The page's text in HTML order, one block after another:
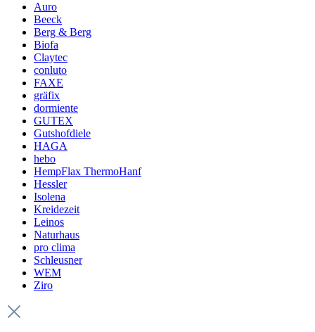
Auro
Beeck
Berg & Berg
Biofa
Claytec
conluto
FAXE
gräfix
dormiente
GUTEX
Gutshofdiele
HAGA
hebo
HempFlax ThermoHanf
Hessler
Isolena
Kreidezeit
Leinos
Naturhaus
pro clima
Schleusner
WEM
Ziro